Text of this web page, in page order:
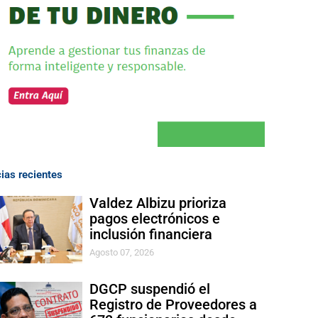
recientes
Valdez Albizu prioriza
pagos electrónicos e
inclusión financiera
Agosto 07, 2026
DGCP suspendió el
Registro de Proveedores a